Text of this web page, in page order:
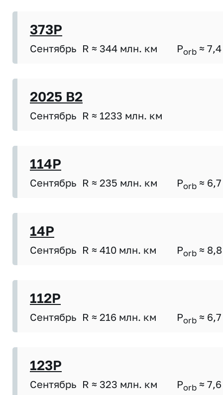
373P
Сентябрь R ≈ 344 млн. км Porb ≈ 7,4
2025 B2
Сентябрь R ≈ 1233 млн. км
114P
Сентябрь R ≈ 235 млн. км Porb ≈ 6,7
14P
Сентябрь R ≈ 410 млн. км Porb ≈ 8,8
112P
Сентябрь R ≈ 216 млн. км Porb ≈ 6,7
123P
Сентябрь R ≈ 323 млн. км Porb ≈ 7,6